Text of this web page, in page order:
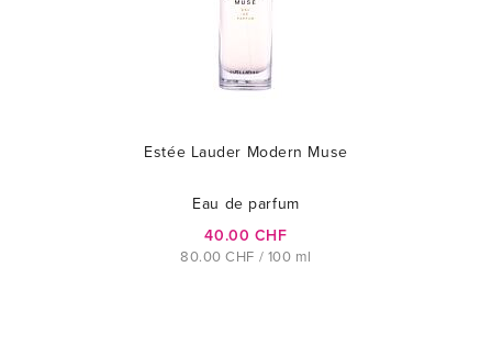
Estée Lauder Modern Muse
Eau de parfum
40.00 CHF
80.00 CHF / 100 ml